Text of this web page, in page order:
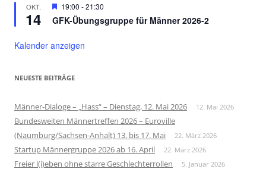
OKT.
14
Hervorgehoben
19:00 -21:30
GFK-Übungsgruppe für Männer 2026-2
Kalender anzeigen
NEUESTE BEITRÄGE
Männer-Dialoge – „Hass“ – Dienstag, 12. Mai 2026 12. Mai 2026
Bundesweiten Männertreffen 2026 – Euroville
(Naumburg/Sachsen-Anhalt) 13. bis 17. Mai
22. März 2026
Startup Männergruppe 2026 ab 16. April 22. März 2026
Freier l(i)eben ohne starre Geschlechterrollen 5. Januar 2026